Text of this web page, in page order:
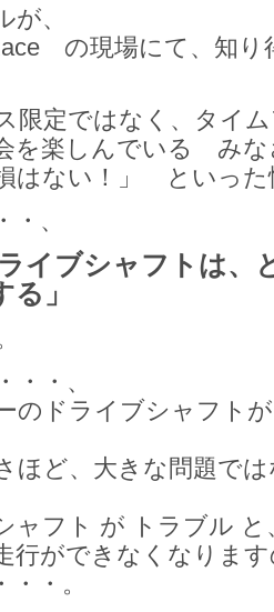
が、
の現場にて、知り
限定ではなく、タイ
を楽しんでいる みな
はない！」 といっ
、
ライブシャフトは、
」
・・、
のドライブシャフト
ほど、大きな問題で
ャフト が トラブル と
行ができなくなりま
・。